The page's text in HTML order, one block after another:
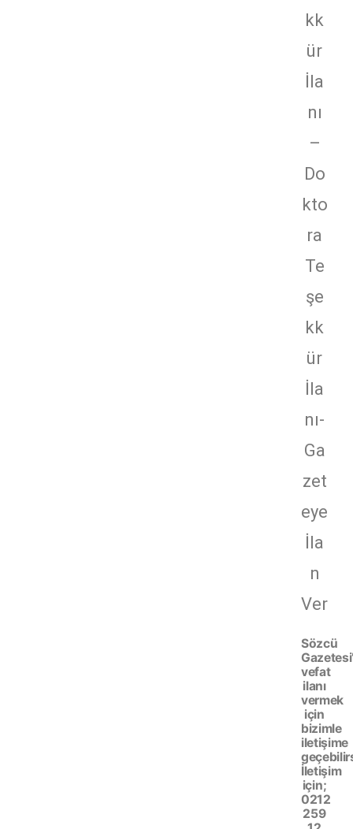
kk
ür
İla
nı
–
Do
kto
ra
Te
şe
kk
ür
İla
nı-
Ga
zet
eye
İla
n
Ver
Sözcü
vefat
ilanı
vermek
için
bizimle
iletişime
İletişim
için;
0212
259